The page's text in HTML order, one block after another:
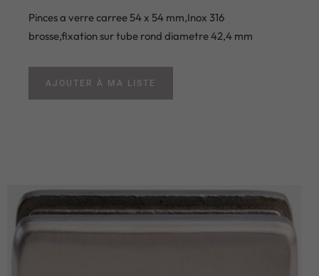
Pinces a verre carree 54 x 54 mm,Inox 316
brosse,fixation sur tube rond diametre 42,4 mm
AJOUTER À MA LISTE